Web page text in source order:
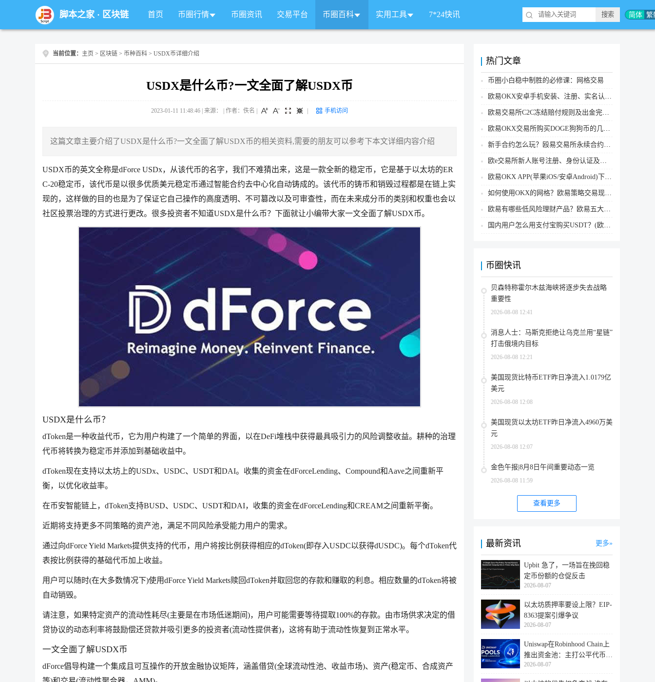
简体 繁
脚本之家· 区块链 首页 币圈行情 币圈资讯 交易平台 币圈百科 实用工具 7*24快讯
当前位置： 主页 > 区块链 > 币种百科 > USDX币详细介绍
USDX是什么币?一文全面了解USDX币
2023-01-11 11:48:46 | 来源： | 作者：佚名 手机访问
这篇文章主要介绍了USDX是什么币?一文全面了解USDX币的相关资料,需要的朋友可以参考下本文详细内容介绍
USDX币的英文全称是dForce USDx，从该代币的名字，我们不难猜出来，这是一款全新的稳定币，它是基于以太坊的ER
C-20稳定币，该代币是以很多优质美元稳定币通过智能合约去中心化自动铸成的。该代币的铸币和销毁过程都是在链上实
现的，这样做的目的也是为了保证它自己操作的高度透明、不可篡改以及可审查性，而在未来成分币的类别和权重也会以
社区投票治理的方式进行更改。很多投资者不知道USDX是什么币？下面就让小编带大家一文全面了解USDX币。
USDX是什么币？
dToken是一种收益代币，它为用户构建了一个简单的界面，以在DeFi堆栈中获得最具吸引力的风险调整收益。耕种的治理
代币将转换为稳定币并添加到基础收益中。
dToken现在支持以太坊上的USDx、USDC、USDT和DAI。收集的资金在dForceLending、Compound和Aave之间重新平
衡，以优化收益率。
在币安智能链上，dToken支持BUSD、USDC、USDT和DAI，收集的资金在dForceLending和CREAM之间重新平衡。
近期将支持更多不同策略的资产池，满足不同风险承受能力用户的需求。
通过向dForce Yield Markets提供支持的代币，用户将按比例获得相应的dToken(即存入USDC以获得dUSDC)。每个dToken代
表按比例获得的基础代币加上收益。
用户可以随时(在大多数情况下)使用dForce Yield Markets赎回dToken并取回您的存款和赚取的利息。相应数量的dToken将被
自动销毁。
请注意，如果特定资产的流动性耗尽(主要是在市场低迷期间)，用户可能需要等待提取100%的存款。由市场供求决定的借
贷协议的动态利率将鼓励偿还贷款并吸引更多的投资者(流动性提供者)，这将有助于流动性恢复到正常水平。
一文全面了解USDX币
dForce倡导构建一个集成且可互操作的开放金融协议矩阵，涵盖借贷(全球流动性池、收益市场)、资产(稳定币、合成资产
热门文章
币圈小白稳中制胜的必修课：网格交易
欧易OKX安卓手机安装、注册、实名认证、买币转账新手实操教程
欧易交易所C2C冻结赔付规则及出金完整流程
欧易OKX交易所购买DOGE狗狗币的几个方式汇总
新手合约怎么玩？殴易交易所永续合约操作步骤教程(APP/Web端)
欧e交易所新人账号注册、身份认证及安全设置教程
欧易OKX APP(苹果iOS/安卓Android)下载图文教程
如何使用OKX的网格？欧易策略交易现货网格新手操作流程
欧易有哪些低风险理财产品？欧易五大低风险理财产品详细介绍
国内用户怎么用支付宝购买USDT？(欧易交易所为例)
币圈快讯
贝森特称霍尔木兹海峡将逐步失去战略
重要性
2026-08-08 12:41
消息人士：马斯克拒绝让乌克兰用“星链”
打击俄境内目标
2026-08-08 12:21
美国现货比特币ETF昨日净流入1.0179亿
美元
2026-08-08 12:08
美国现货以太坊ETF昨日净流入4960万美
元
2026-08-08 12:07
金色午报|8月8日午间重要动态一览
2026-08-08 11:59
查看更多
最新资讯 更多
Upbit 急了，一场旨在挽回稳
定币份额的仓促反击
2026-08-07
以太坊质押率要设上限？EIP-
8363提案引爆争议
2026-08-07
Uniswap在Robinhood Chain上
推出资金池：主打公平代币发
行
2026-08-07